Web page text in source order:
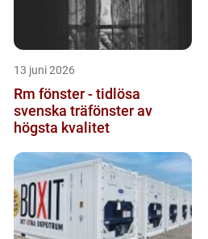
13 juni 2026
Rm fönster - tidlösa
svenska träfönster av
högsta kvalitet